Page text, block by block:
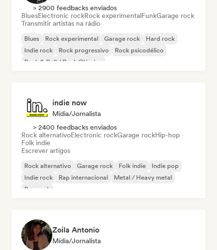
> 2900 feedbacks enviados
BluesElectronic rockRock experimentalFunkGarage rock
Transmitir artistas na rádio
Blues Rock experimental Garage rock
Hard rock
Indie rock
Rock progressivo
Rock psicodélico
Rock & Roll / Rock Clássico
indie now
Mídia/Jornalista
> 2400 feedbacks enviados
Rock alternativoElectronic rockGarage rockHip-hop
Folk indie
Escrever artigos
Rock alternativo Garage rock Folk indie
Indie pop
Indie rock
Rap internacional
Metal / Heavy metal
Pop rock
Zoila Antonio
Mídia/Jornalista